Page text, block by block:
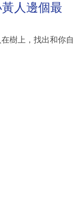
人邊個最
樹上，找出和你自